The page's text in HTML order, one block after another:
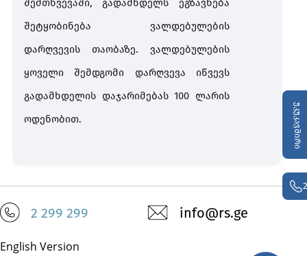
უკუკავშირი
შემთხვევაში,გადამხდელს
ეგზავნება
შეტყობინება
ვალდებულების
დარღვევის
თაობაზე. ვალდებულების
ყოველი
შემდგომი დარღვევა
იწვევს
გადამხდელის დაჯარიმებას 100 ლარის
ოდენობით.
English Version
info@rs.ge
2 299 299